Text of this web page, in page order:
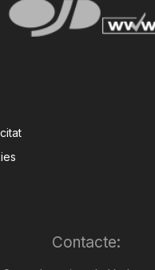
Contacte: